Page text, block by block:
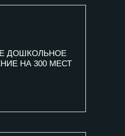
ДОШКОЛЬНОЕ
НА 300 МЕСТ